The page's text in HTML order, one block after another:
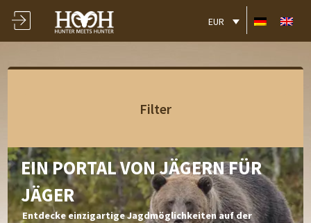
EUR
Filter
EIN PORTAL VON JÄGERN FÜR
JÄGER
Entdecke einzigartige Jagdmöglichkeiten auf der